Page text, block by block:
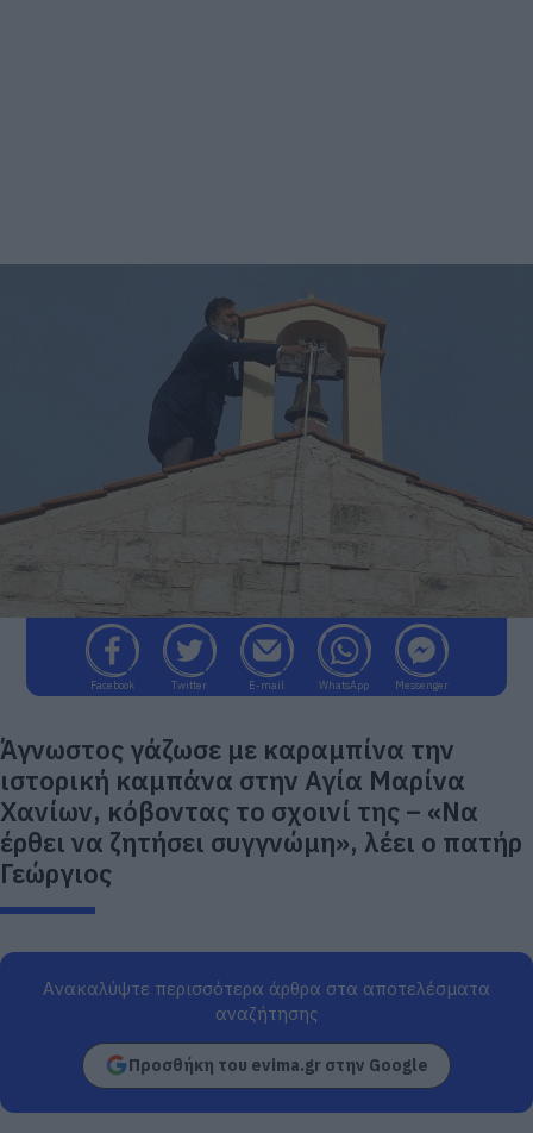
Facebook Twitter E-mail WhatsApp Messenger
Άγνωστος γάζωσε με καραμπίνα την
ιστορική καμπάνα στην Αγία Μαρίνα
Χανίων, κόβοντας το σχοινί της – «Να
έρθει να ζητήσει συγγνώμη», λέει ο πατήρ
Γεώργιος
Ανακαλύψτε περισσότερα άρθρα στα αποτελέσματα
αναζήτησης
Προσθήκη του evima.gr στην Google